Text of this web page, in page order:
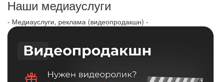
Наши медиауслуги
- Медиауслуги, реклама (видеопродакшн) -